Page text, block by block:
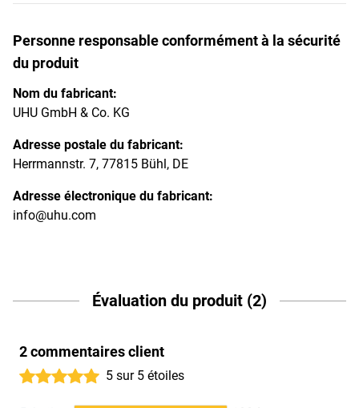
Personne responsable conformément à la sécurité
du produit
Nom du fabricant:
UHU GmbH & Co. KG
Adresse postale du fabricant:
Herrmannstr. 7, 77815 Bühl, DE
Adresse électronique du fabricant:
info@uhu.com
Évaluation du produit (2)
2 commentaires client
5 sur 5 étoiles